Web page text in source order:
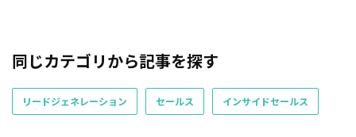
同じカテゴリから記事を探す
リードジェネレーション セールス インサイドセールス